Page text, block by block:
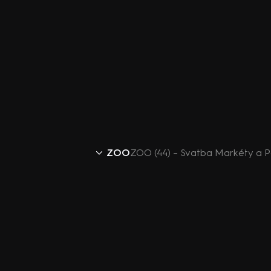
ZOOZOO (44) – Svatba Markéty a